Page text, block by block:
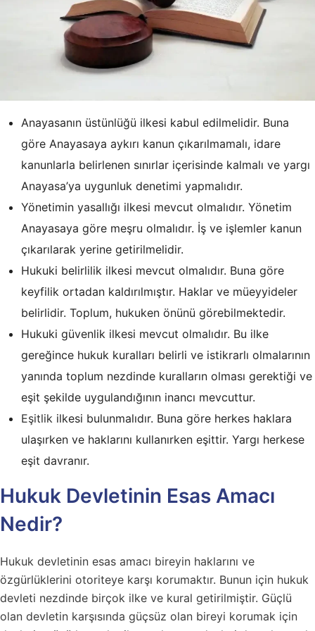
Anayasanın üstünlüğü ilkesi kabul edilmelidir. Buna
göre Anayasaya aykırı kanun çıkarılmamalı, idare
kanunlarla belirlenen sınırlar içerisinde kalmalı ve yargı
Anayasa’ya uygunluk denetimi yapmalıdır.
Yönetimin yasallığı ilkesi mevcut olmalıdır. Yönetim
Anayasaya göre meşru olmalıdır. İş ve işlemler kanun
çıkarılarak yerine getirilmelidir.
Hukuki belirlilik ilkesi mevcut olmalıdır. Buna göre
keyfilik ortadan kaldırılmıştır. Haklar ve müeyyideler
belirlidir. Toplum, hukuken önünü görebilmektedir.
Hukuki güvenlik ilkesi mevcut olmalıdır. Bu ilke
gereğince hukuk kuralları belirli ve istikrarlı olmalarının
yanında toplum nezdinde kuralların olması gerektiği ve
eşit şekilde uygulandığının inancı mevcuttur.
Eşitlik ilkesi bulunmalıdır. Buna göre herkes haklara
ulaşırken ve haklarını kullanırken eşittir. Yargı herkese
eşit davranır.
Hukuk Devletinin Esas Amacı
Nedir?
Hukuk devletinin esas amacı bireyin haklarını ve
özgürlüklerini otoriteye karşı korumaktır. Bunun için hukuk
devleti nezdinde birçok ilke ve kural getirilmiştir. Güçlü
olan devletin karşısında güçsüz olan bireyi korumak için